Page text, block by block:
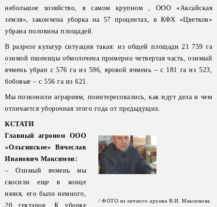
небольшое хозяйство, в самом крупном , ООО «Аксайская
земля», закончена уборка на 57 процентах, в КФХ «Цветков»
убрана половина площадей.
В разрезе культур ситуация такая: из общей площади 21 759 га
озимой пшеницы обмолочена примерно четвертая часть, озимый
ячмень убран с 576 га из 596, яровой ячмень – с 181 га из 523,
бобовые – с 556 га из 621.
Мы позвонили аграриям, поинтересовались, как идут дела и чем
отличается уборочная этого года от предыдущих.
/ ФОТО из личного архива В.И. Максимова
КСТАТИ
Главный агроном ООО
«Ольгинское» Вячеслав
Иванович Максимов:
– Озимый ячмень мы
скосили еще в конце
июня, его было немного,
20 гектаров. К уборке